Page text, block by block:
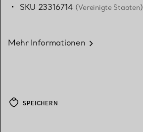
SKU 23316714 (Vereinigte Staaten)
Mehr Informationen
SPEICHERN